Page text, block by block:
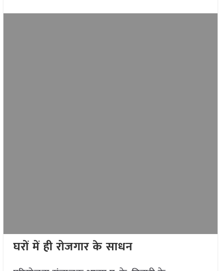
घरों में ही रोजगार के साधन